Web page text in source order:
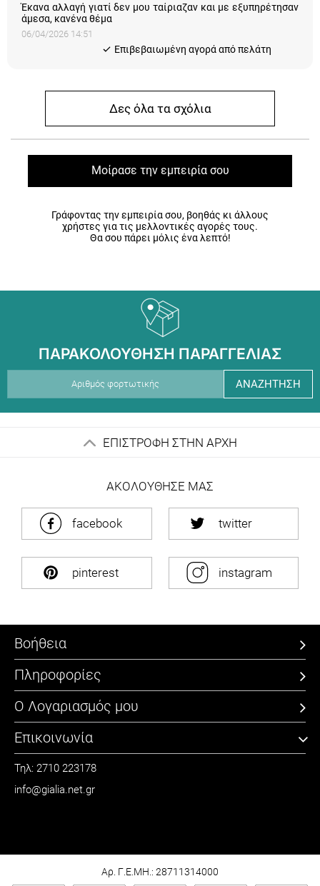
Έκανα αλλαγή γιατί δεν μου ταίριαζαν και με εξυπηρέτησαν
άμεσα, κανένα θέμα
06/04/2026 14:51
Eπιβεβαιωμένη αγορά από πελάτη
Δες όλα τα σχόλια
Μοίρασε την εμπειρία σου
Γράφοντας την εμπειρία σου, βοηθάς κι άλλους
χρήστες για τις μελλοντικές αγορές τους.
Θα σου πάρει μόλις ένα λεπτό!
ΠΑΡΑΚΟΛΟΥΘΗΣΗ ΠΑΡΑΓΓΕΛΙΑΣ
ΑΝΑΖΗΤΗΣΗ
ΕΠΙΣΤΡΟΦΗ ΣΤΗΝ ΑΡΧΗ
ΑΚΟΛΟΥΘΗΣΕ ΜΑΣ
facebook twitter
pinterest instagram
Βοήθεια
Πληροφορίες
Ο Λογαριασμός μου
Επικοινωνία
Τηλ: 2710 223178
info@gialia.net.gr
Αρ. Γ.Ε.ΜΗ.: 28711314000